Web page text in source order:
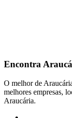
Encontra
O melhor de
melhores empresas,
Araucária.